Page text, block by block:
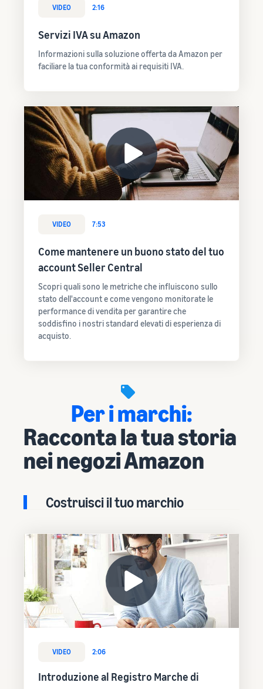
VIDEO 2:16
Servizi IVA su Amazon
Informazioni sulla soluzione offerta da Amazon per
faciliare la tua conformità ai requisiti IVA.
VIDEO 7:53
Come mantenere un buono stato del tuo
account Seller Central
Scopri quali sono le metriche che influiscono sullo
stato dell'account e come vengono monitorate le
performance di vendita per garantire che
soddisfino i nostri standard elevati di esperienza di
acquisto.
Per i marchi:
Racconta la tua storia
nei negozi Amazon
Costruisci il tuo marchio
VIDEO 2:06
Introduzione al Registro Marche di